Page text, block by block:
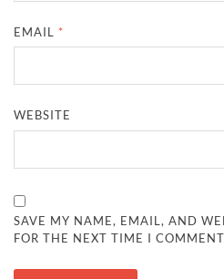
EMAIL *
WEBSITE
SAVE MY NAME, EMAIL, AND
FOR THE NEXT TIME I